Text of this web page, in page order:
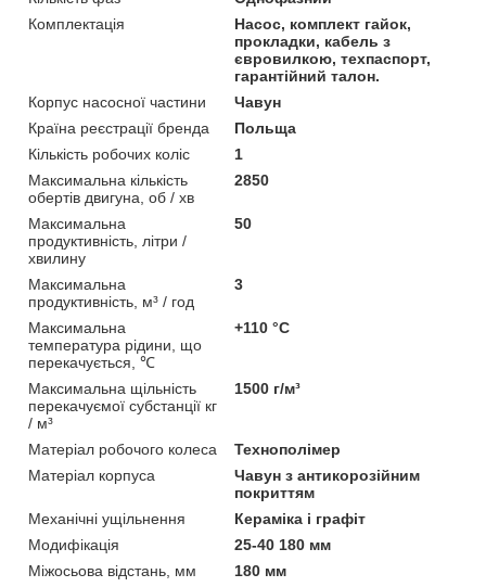
Комплектація
Насос, комплект гайок,
прокладки, кабель з
євровилкою, техпаспорт,
гарантійний талон.
Корпус насосної частини
Чавун
Країна реєстрації бренда
Польща
Кількість робочих коліс
1
Максимальна кількість
обертів двигуна, об / хв
2850
Максимальна
продуктивність, літри /
хвилину
50
Максимальна
продуктивність, м³ / год
3
Максимальна
температура рідини, що
перекачується, ℃
+110 °C
Максимальна щільність
перекачуємої субстанції кг
/ м³
1500 г/м³
Матеріал робочого колеса
Технополімер
Матеріал корпуса
Чавун з антикорозійним
покриттям
Механічні ущільнення
Кераміка і графіт
Модифікація
25-40 180 мм
Міжосьова відстань, мм
180 мм